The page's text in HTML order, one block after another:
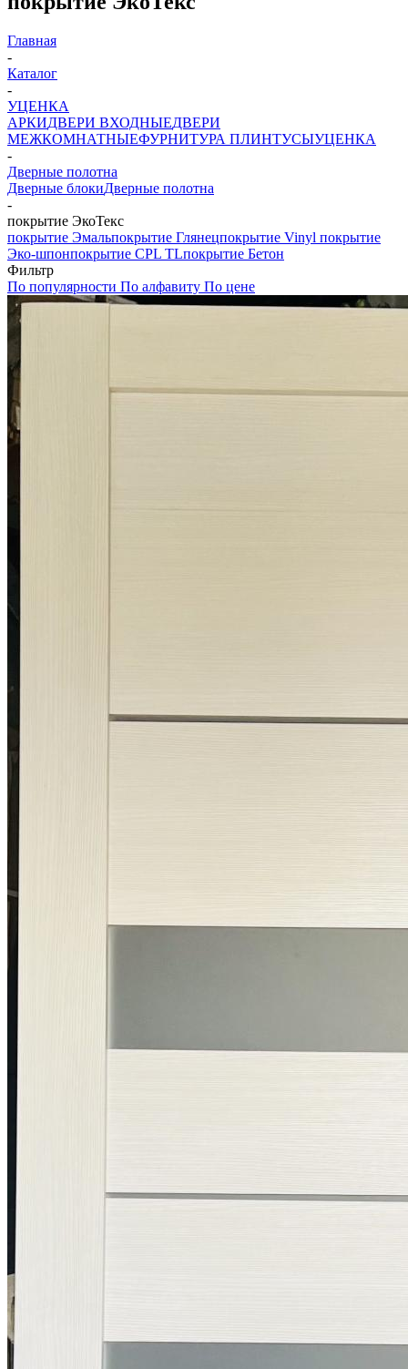
Главная
-
Каталог
-
УЦЕНКА
АРКИДВЕРИ ВХОДНЫЕДВЕРИ
МЕЖКОМНАТНЫЕФУРНИТУРА ПЛИНТУСЫУЦЕНКА
-
Дверные полотна
Дверные блокиДверные полотна
-
покрытие ЭкоТекс
покрытие Эмальпокрытие Глянецпокрытие Vinyl покрытие
Эко-шпонпокрытие CPL TLпокрытие Бетон
Фильтр
По популярности По алфавиту По цене